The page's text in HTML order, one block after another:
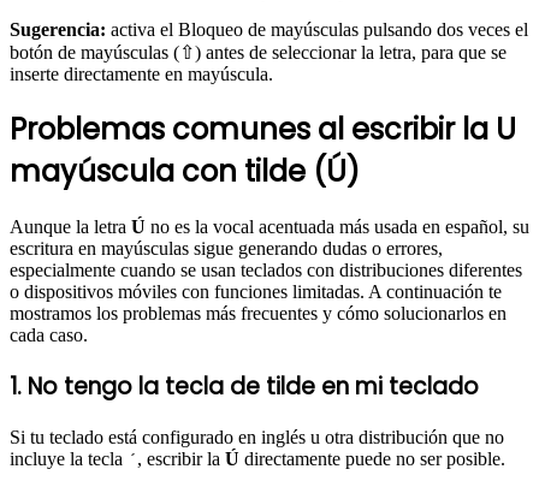
Sugerencia: activa el Bloqueo de mayúsculas pulsando dos veces el
botón de mayúsculas (⇧) antes de seleccionar la letra, para que se
inserte directamente en mayúscula.
Problemas comunes al escribir la U
mayúscula con tilde (Ú)
Aunque la letra Ú no es la vocal acentuada más usada en español, su
escritura en mayúsculas sigue generando dudas o errores,
especialmente cuando se usan teclados con distribuciones diferentes
o dispositivos móviles con funciones limitadas. A continuación te
mostramos los problemas más frecuentes y cómo solucionarlos en
cada caso.
1. No tengo la tecla de tilde en mi teclado
Si tu teclado está configurado en inglés u otra distribución que no
incluye la tecla ´ , escribir la Ú directamente puede no ser posible.